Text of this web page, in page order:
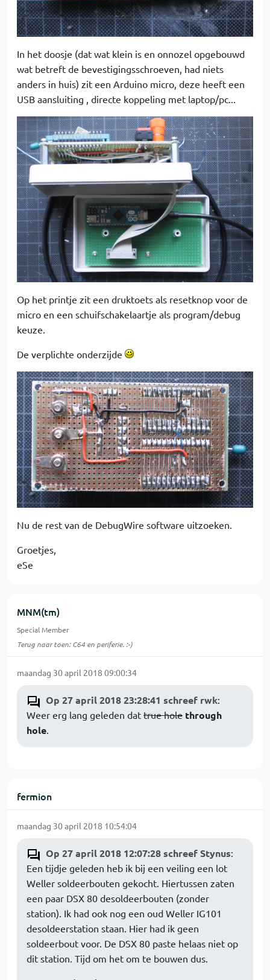
In het doosje (dat wat klein is en onnozel opgebouwd
wat betreft de bevestigingsschroeven, had niets
anders in huis) zit een Arduino micro, deze heeft een
USB aansluiting , directe koppeling met laptop/pc...
Op het printje zit een druktoets als resetknop voor de
micro en een schuifschakelaartje als program/debug
keuze.
De verplichte onderzijde
Nu de rest van de DebugWire software uitzoeken.
Groetjes,
eSe
MNM(tm)
Special Member
Terug naar toen: C64 en periferie. :-)
maandag 30 april 2018 09:00:34
Op 27 april 2018 23:28:41 schreef rwk:
Weer erg lang geleden dat true hole through
hole.
fermion
maandag 30 april 2018 10:54:04
Op 27 april 2018 12:07:28 schreef Stynus:
Een tijdje geleden heb ik bij een veiling een lot
Weller soldeerbouten gekocht. Hiertussen zaten
een paar DSX 80 desoldeerbouten (zonder
station). Ik had ook nog een oud Weller IG101
desoldeerstation staan. Hier had ik geen
soldeerbout voor. De DSX 80 paste helaas niet op
dit station. Tijd om het om te bouwen dus.